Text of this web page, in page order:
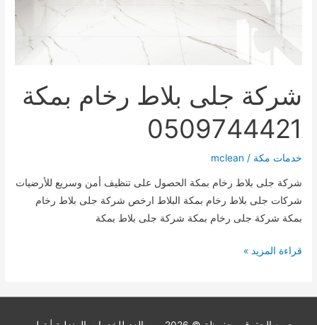
شركة جلى بلاط رخام بمكة
0509744421
خدمات مكة /
mclean
شركة جلى بلاط رخام بمكة الحصول على تنظيف أمن وسريع للأرضيات
شركات جلى بلاط رخام بمكة البلاط ارخص شركة جلى بلاط رخام
بمكة شركة جلى رخام بمكة شركة جلى بلاط بمكة
شركة
قراءة المزيد »